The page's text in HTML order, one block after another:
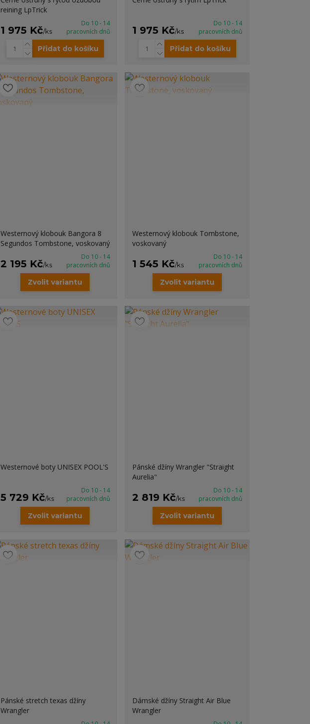
reining LpTrick
1 975 Kč/ks
Do 10 - 14
pracovních dnů
Přidat do košíku
1 975 Kč/ks
Do 10 - 14
pracovních dnů
Přidat do košíku
Westernový klobouk Bangora 8
Segundos Tombstone, voskovaný
2 195 Kč/ks
Do 10 - 14
pracovních dnů
Zvolit variantu
Westernový klobouk Tombstone,
voskovaný
1 545 Kč/ks
Do 10 - 14
pracovních dnů
Zvolit variantu
Westernové boty UNISEX POOL'S
5 729 Kč/ks
Do 10 - 14
pracovních dnů
Zvolit variantu
Pánské džíny Wrangler "Straight
Aurelia"
2 819 Kč/ks
Do 10 - 14
pracovních dnů
Zvolit variantu
Pánské stretch texas džíny
Wrangler
Dámské džíny Straight Air Blue
Wrangler